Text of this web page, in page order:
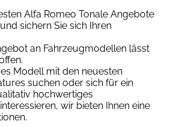
Alfa Romeo Tonale Angebote
sichern Sie sich Ihren
an Fahrzeugmodellen lässt
Modell mit den neuesten
suchen oder sich für ein
hochwertiges
wir bieten Ihnen eine